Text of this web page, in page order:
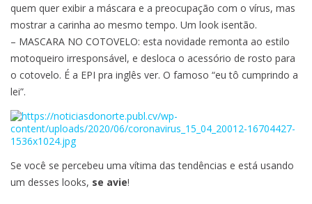
quem quer exibir a máscara e a preocupação com o vírus, mas
mostrar a carinha ao mesmo tempo. Um look isentão.
– MASCARA NO COTOVELO: esta novidade remonta ao estilo
motoqueiro irresponsável, e desloca o acessório de rosto para
o cotovelo. É a EPI pra inglês ver. O famoso “eu tô cumprindo a
lei”.
Se você se percebeu uma vítima das tendências e está usando
um desses looks, se avie!